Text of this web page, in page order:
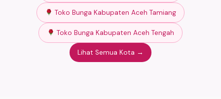
Toko Bunga Kabupaten Aceh Tamiang
Toko Bunga Kabupaten Aceh Tengah
Lihat Semua Kota →